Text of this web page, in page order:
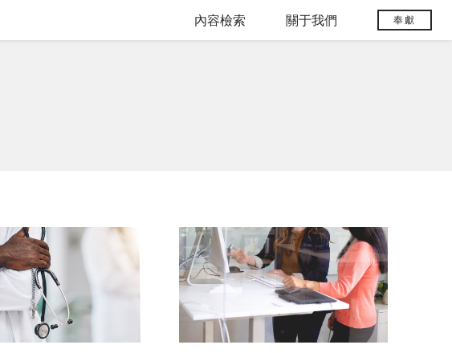
內容檢索 關于我們 奉獻